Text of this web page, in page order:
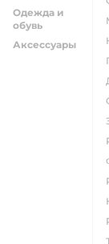
Одежда и
обувь
Аксессуары